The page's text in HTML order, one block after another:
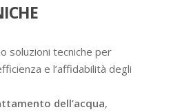
soluzioni tecniche per
e l’affidabilità degli
dell’acqua,